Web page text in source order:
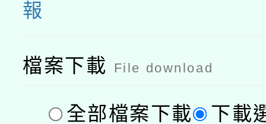
報
檔案下載 File download
全部檔案下載 下載